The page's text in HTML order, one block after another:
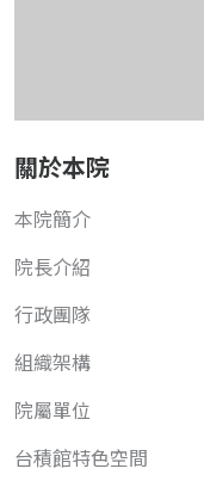
關於本院
本院簡介
院長介紹
行政團隊
組織架構
院屬單位
台積館特色空間